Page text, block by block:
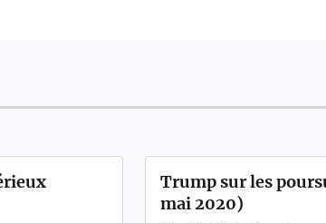
Trump sur les
mai 2020)